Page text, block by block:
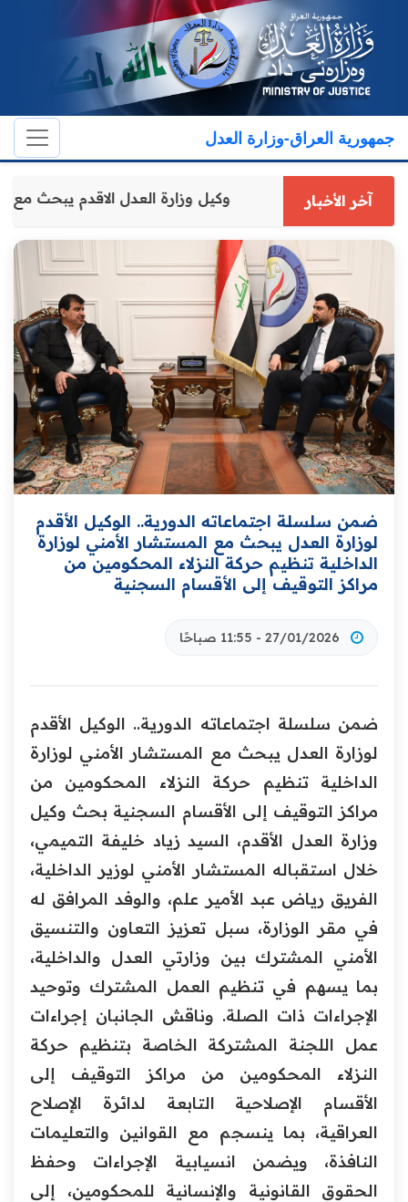
جمهورية العراق-وزارة العدل
آخر الأخبار وكيل وزارة العدل الاقدم
ضمن سلسلة اجتماعاته الدورية.. الوكيل الأقدم
لوزارة العدل يبحث مع المستشار الأمني لوزارة
الداخلية تنظيم حركة النزلاء المحكومين من
مراكز التوقيف إلى الأقسام السجنية
27/01/2026 - 11:55 صباحًا
ضمن سلسلة اجتماعاته الدورية.. الوكيل الأقدم
لوزارة العدل يبحث مع المستشار الأمني لوزارة
الداخلية تنظيم حركة النزلاء المحكومين من
مراكز التوقيف إلى الأقسام السجنية بحث وكيل
وزارة العدل الأقدم، السيد زياد خليفة التميمي،
خلال استقباله المستشار الأمني لوزير الداخلية،
الفريق رياض عبد الأمير علم، والوفد المرافق له
في مقر الوزارة، سبل تعزيز التعاون والتنسيق
الأمني المشترك بين وزارتي العدل والداخلية،
بما يسهم في تنظيم العمل المشترك وتوحيد
الإجراءات ذات الصلة. وناقش الجانبان إجراءات
عمل اللجنة المشتركة الخاصة بتنظيم حركة
النزلاء المحكومين من مراكز التوقيف إلى
الأقسام الإصلاحية التابعة لدائرة الإصلاح
العراقية، بما ينسجم مع القوانين والتعليمات
النافذة، ويضمن انسيابية الإجراءات وحفظ
الحقوق القانونية والإنسانية للمحكومين، إلى